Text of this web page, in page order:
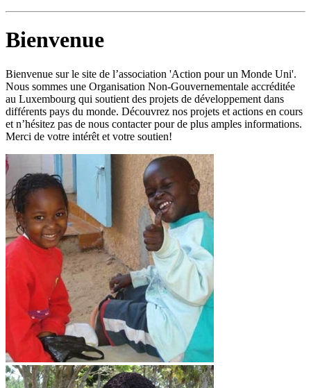
Bienvenue
Bienvenue sur le site de l’association 'Action pour un Monde Uni'.
Nous sommes une Organisation Non-Gouvernementale accréditée
au Luxembourg qui soutient des projets de développement dans
différents pays du monde. Découvrez nos projets et actions en cours
et n’hésitez pas de nous contacter pour de plus amples informations.
Merci de votre intérêt et votre soutien!